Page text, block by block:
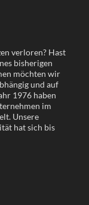
verloren? Hast
bisherigen
möchten wir
und auf
1976 haben
im
Unsere
hat sich bis